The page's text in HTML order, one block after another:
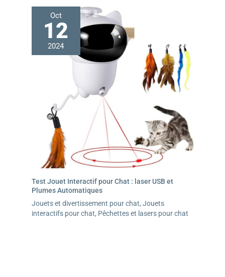
Oct
12
2024
Test Jouet Interactif pour Chat : laser USB et
Plumes Automatiques
Jouets et divertissement pour chat, Jouets
interactifs pour chat, Pêchettes et lasers pour chat